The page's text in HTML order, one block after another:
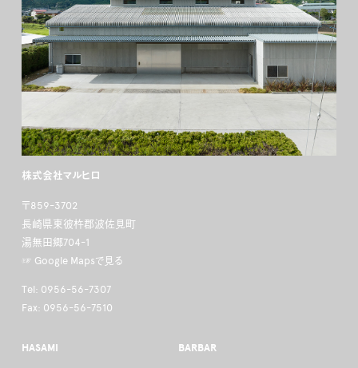
株式会社マルヒロ
〒859-3702
長崎県東彼杵郡波佐見町
湯無田郷704-1
☞ Google Mapsで見る
Tel: 0956-56-7307
Fax: 0956-56-7510
HASAMI BARBAR